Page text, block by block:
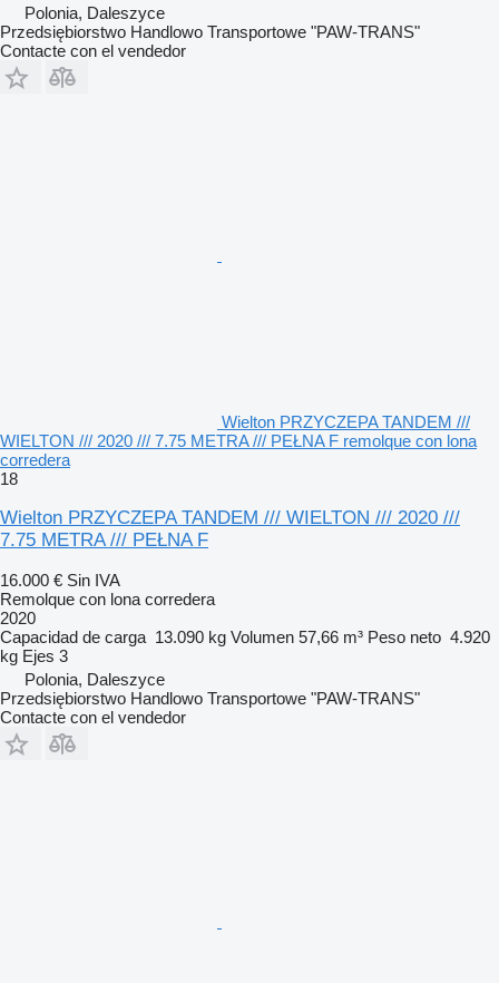
Polonia, Daleszyce
Przedsiębiorstwo Handlowo Transportowe "PAW-TRANS"
Contacte con el vendedor
Wielton PRZYCZEPA TANDEM ///
WIELTON /// 2020 /// 7.75 METRA /// PEŁNA F remolque con lona
corredera
18
Wielton PRZYCZEPA TANDEM /// WIELTON /// 2020 ///
7.75 METRA /// PEŁNA F
16.000 € Sin IVA
Remolque con lona corredera
2020
Capacidad de carga 13.090 kg Volumen 57,66 m³ Peso neto 4.920
kg Ejes 3
Polonia, Daleszyce
Przedsiębiorstwo Handlowo Transportowe "PAW-TRANS"
Contacte con el vendedor